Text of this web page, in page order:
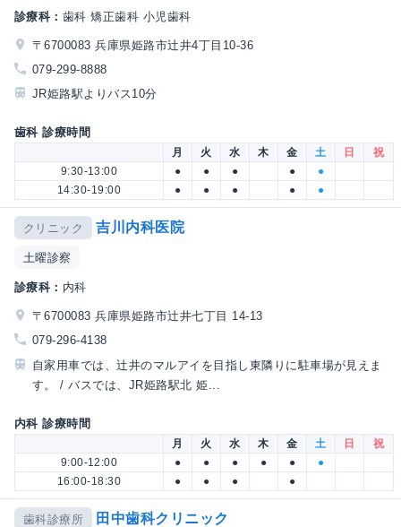
診療科： 歯科 矯正歯科 小児歯科
〒6700083 兵庫県姫路市辻井4丁目10-36
079-299-8888
JR姫路駅よりバス10分
歯科 診療時間
月 火 水 木 金 土 日
祝
9:30-13:00
● ● ● ●
●
14:30-19:00
● ● ● ● ●
クリニック 吉川内科医院
土曜診察
診療科： 内科
〒6700083 兵庫県姫路市辻井七丁目 14-13
079-296-4138
自家用車では、辻井のマルアイを目指し東隣りに駐車場が見えま
す。 / バスでは、JR姫路駅北 姫...
内科 診療時間
月 火 水 木 金 土 日
祝
9:00-12:00
● ● ● ● ●
●
16:00-18:30
● ● ● ●
歯科診療所 田中歯科クリニック